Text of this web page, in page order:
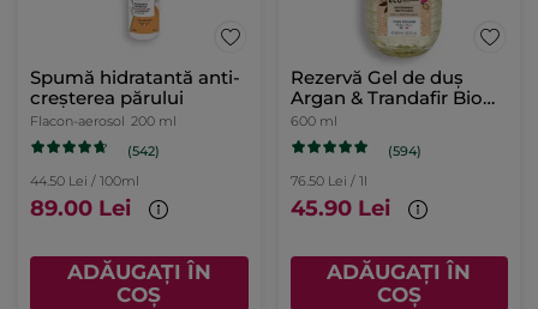
Spumă hidratantă anti-
creșterea părului
Flacon-aerosol 200 ml
(542)
44.50 Lei / 100ml
89.00 Lei
ADĂUGAȚI ÎN
COȘ
Rezervă Gel de duș
Argan & Trandafir Bio
din Maroc 600 ml
600 ml
(594)
76.50 Lei / 1l
45.90 Lei
ADĂUGAȚI ÎN
COȘ